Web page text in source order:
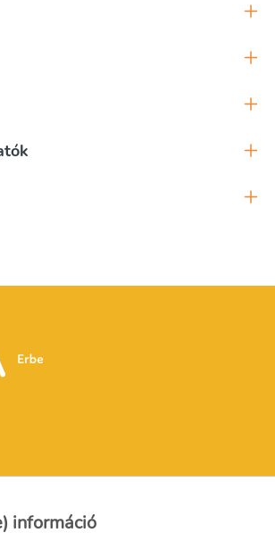
információ